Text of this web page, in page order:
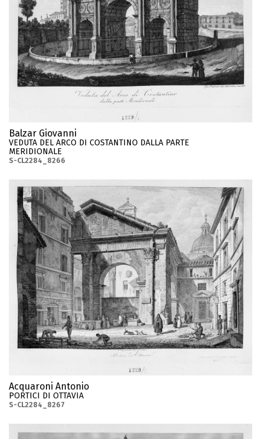
Balzar Giovanni
VEDUTA DEL ARCO DI COSTANTINO DALLA PARTE
MERIDIONALE
S-CL2284_8266
Acquaroni Antonio
PORTICI DI OTTAVIA
S-CL2284_8267